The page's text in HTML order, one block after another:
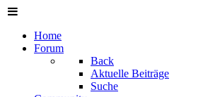
Home
Forum
Back
Aktuelle Beiträge
Suche